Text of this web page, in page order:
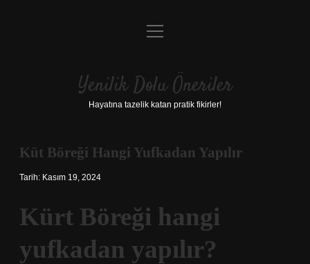
Anasayfa
Yasal Uyarı
menüyü
Yenilik Dolu Öneriler
Hayatına tazelik katan pratik fikirler!
Küt Böreği Hangi Yufkadan Yapılır
Tarih: Kasım 19, 2024
Kürt Böreği hangi
yufkadan yapılır?